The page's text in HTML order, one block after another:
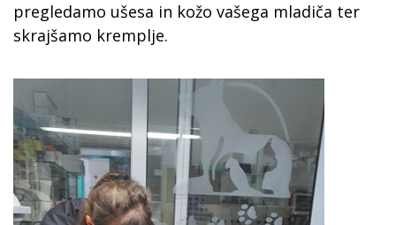
pregledamo ušesa in kožo vašega mladiča ter
skrajšamo kremplje.